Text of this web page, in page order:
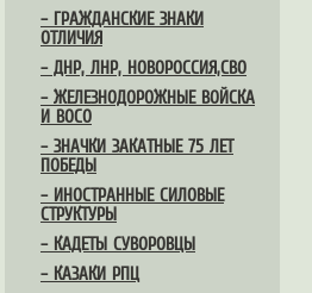
– ГРАЖДАНСКИЕ ЗНАКИ
ОТЛИЧИЯ
– ДНР, ЛНР, НОВОРОССИЯ,СВО
– ЖЕЛЕЗНОДОРОЖНЫЕ ВОЙСКА
И ВОСО
– ЗНАЧКИ ЗАКАТНЫЕ 75 ЛЕТ
ПОБЕДЫ
– ИНОСТРАННЫЕ СИЛОВЫЕ
СТРУКТУРЫ
– КАДЕТЫ СУВОРОВЦЫ
– КАЗАКИ РПЦ